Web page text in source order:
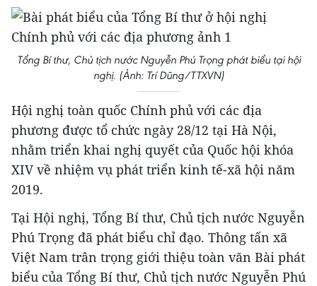
Tổng Bí thư, Chủ tịch nước Nguyễn Phú Trọng phát biểu tại hội
nghị. (Ảnh: Trí Dũng/TTXVN)
Hội nghị toàn quốc Chính phủ với các địa
phương được tổ chức ngày 28/12 tại Hà Nội,
nhằm triển khai nghị quyết của Quốc hội khóa
XIV về nhiệm vụ phát triển kinh tế-xã hội năm
2019.
Tại Hội nghị, Tổng Bí thư, Chủ tịch nước Nguyễn
Phú Trọng đã phát biểu chỉ đạo. Thông tấn xã
Việt Nam trân trọng giới thiệu toàn văn Bài phát
biểu của Tổng Bí thư, Chủ tịch nước Nguyễn Phú